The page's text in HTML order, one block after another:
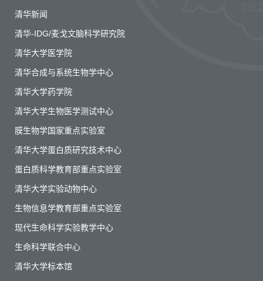
清华新闻
清华-IDG/麦戈文脑科学研究院
清华大学医学院
清华合成与系统生物学中心
清华大学药学院
清华大学生物医学测试中心
膜生物学国家重点实验室
清华大学蛋白质研究技术中心
蛋白质科学教育部重点实验室
清华大学实验动物中心
生物信息学教育部重点实验室
现代生命科学实验教学中心
生命科学联合中心
清华大学标本馆